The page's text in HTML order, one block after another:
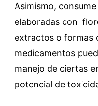
Asimismo,
elaboradas con
extractos o formas
medicamentos
manejo de ciertas
potencial de